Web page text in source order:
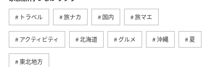
トラベル 旅ナカ 国内 旅マエ
アクティビティ 北海道 グルメ 沖縄 夏
東北地方